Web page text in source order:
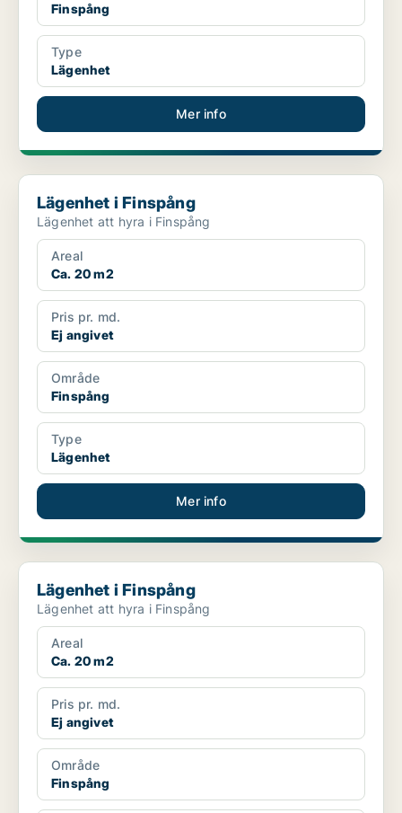
Finspång
Type
Lägenhet
Mer info
Lägenhet i Finspång
Lägenhet i Finspång
Lägenhet att hyra i Finspång
Areal
Ca. 20 m2
Pris pr. md.
Ej angivet
Område
Finspång
Type
Lägenhet
Mer info
Lägenhet i Finspång
Lägenhet i Finspång
Lägenhet att hyra i Finspång
Areal
Ca. 20 m2
Pris pr. md.
Ej angivet
Område
Finspång